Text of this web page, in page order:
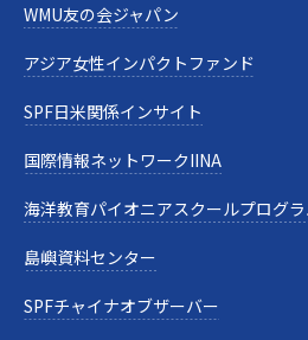
WMU友の会ジャパン
アジア女性インパクトファンド
SPF日米関係インサイト
国際情報ネットワークIINA
海洋教育パイオニアスクールプログ
島嶼資料センター
SPFチャイナオブザーバー